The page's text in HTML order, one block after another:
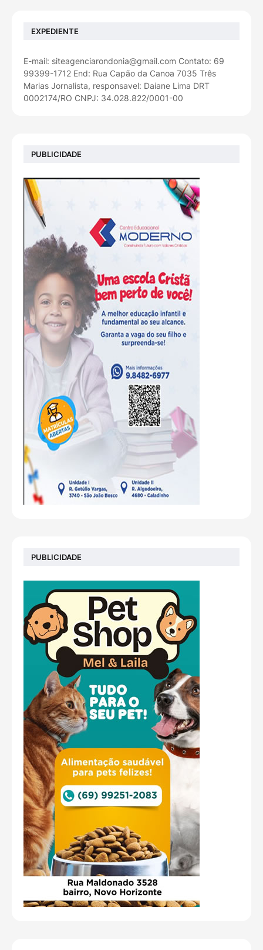
EXPEDIENTE
E-mail: siteagenciarondonia@gmail.com Contato: 69
99399-1712 End: Rua Capão da Canoa 7035 Três
Marias Jornalista, responsavel: Daiane Lima DRT
0002174/RO CNPJ: 34.028.822/0001-00
PUBLICIDADE
PUBLICIDADE